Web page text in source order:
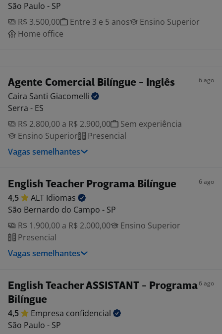
São Paulo - SP
R$ 3.500,00
Entre 3 e 5 anos
Ensino Superior
Home office
Agente Comercial Bilíngue - Inglês 6 ago
Caira Santi Giacomelli
Serra - ES
R$ 2.800,00 a R$ 2.900,00
Sem experiência
Ensino Superior
Presencial
Vagas semelhantes
English Teacher Programa Bilíngue 6 ago
4,5 ALT Idiomas
São Bernardo do Campo - SP
R$ 1.900,00 a R$ 2.000,00
Ensino Superior
Presencial
Vagas semelhantes
English Teacher ASSISTANT - Programa
Bilíngue
6 ago
4,5 Empresa confidencial
São Paulo - SP